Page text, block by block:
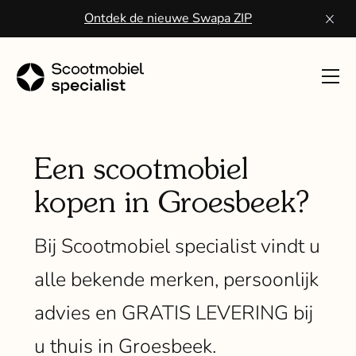
Ontdek de nieuwe Swapa ZIP
Een scootmobiel
kopen in Groesbeek?
Bij Scootmobiel specialist vindt u
alle bekende merken, persoonlijk
advies en GRATIS LEVERING bij
u thuis in Groesbeek.